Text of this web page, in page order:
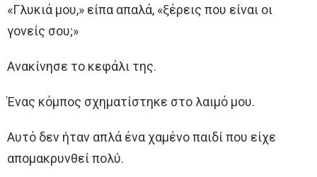
«Γλυκιά μου,» είπα απαλά, «ξέρεις που είναι οι
γονείς σου;»
Ανακίνησε το κεφάλι της.
Ένας κόμπος σχηματίστηκε στο λαιμό μου.
Αυτό δεν ήταν απλά ένα χαμένο παιδί που είχε
απομακρυνθεί πολύ.